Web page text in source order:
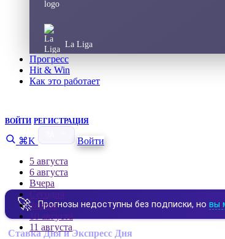
La Liga
Conference League
Прогресс
Hit & Win
Как это работает
ВОЙТИ РЕГИСТРАЦИЯ
⌘K
Войти
5 августа
6 августа
Вчера
Сегодня
Завтра
10 августа
11 августа
🚀 Прогнозы недоступны без подписки, но вы
Ставка Дня и Экспресс Дня